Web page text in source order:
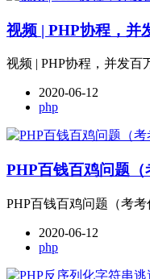
视频 | PHP协程，并
视频 | PHP协程，并发
2020-06-12
php
PHP百钱百鸡问题（
PHP百钱百鸡问题（考考
2020-06-12
php